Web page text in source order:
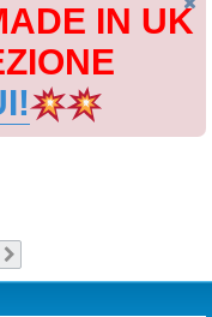
IN UK